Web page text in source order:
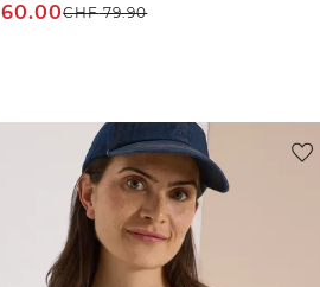
60.00CHF79.90